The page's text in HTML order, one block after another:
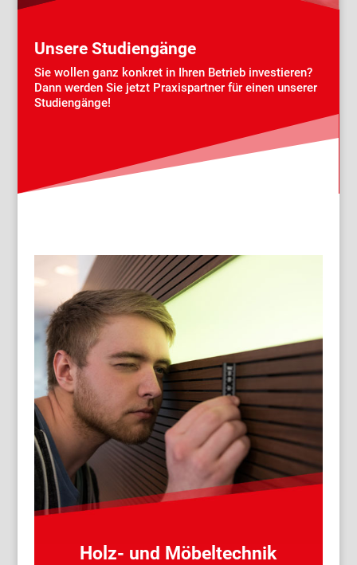
Unsere Studiengänge
Sie wollen ganz konkret in Ihren Betrieb investieren?
Dann werden Sie jetzt Praxispartner für einen unserer
Studiengänge!
Holz- und Möbeltechnik